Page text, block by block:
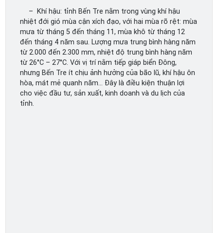
– Khí hậu: tỉnh Bến Tre nằm trong vùng khí hậu
nhiệt đới gió mùa cận xích đạo, với hai mùa rõ rệt: mùa
mưa từ tháng 5 đến tháng 11, mùa khô từ tháng 12
đến tháng 4 năm sau. Lượng mưa trung bình hàng năm
từ 2.000 đến 2.300 mm, nhiệt độ trung bình hàng năm
từ 26°C – 27°C. Với vị trí nằm tiếp giáp biển Đông,
nhưng Bến Tre ít chịu ảnh hưởng của bão lũ, khí hậu ôn
hòa, mát mẻ quanh năm… Đây là điều kiện thuận lợi
cho việc đầu tư, sản xuất, kinh doanh và du lịch của
tỉnh.